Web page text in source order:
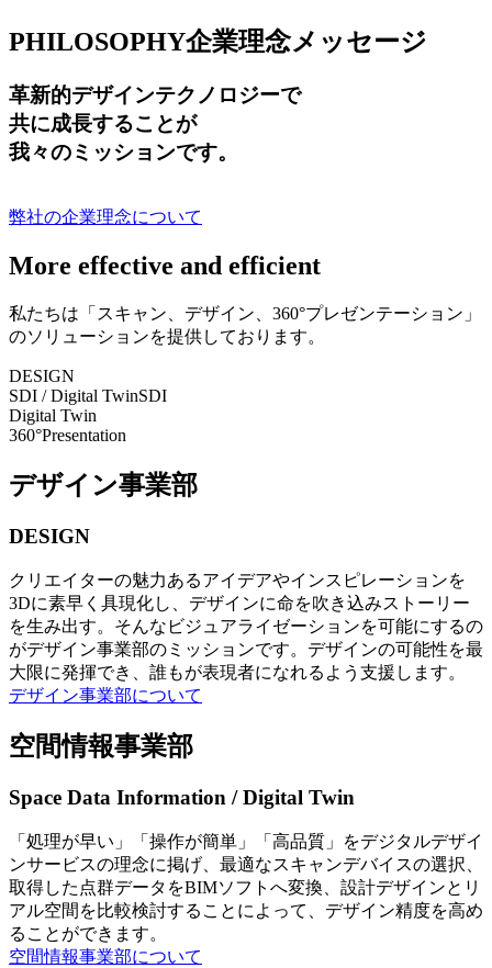
PHILOSOPHY企業理念メッセージ
革新的デザインテクノロジーで
共に成長することが
我々のミッションです。
弊社の企業理念について
More effective and efficient
私たちは「スキャン、デザイン、360°プレゼンテーション」
のソリューションを提供しております。
DESIGN
SDI / Digital TwinSDI
Digital Twin
360°Presentation
デザイン事業部
DESIGN
クリエイターの魅力あるアイデアやインスピレーションを
3Dに素早く具現化し、デザインに命を吹き込みストーリー
を生み出す。そんなビジュアライゼーションを可能にするの
がデザイン事業部のミッションです。デザインの可能性を最
大限に発揮でき、誰もが表現者になれるよう支援します。
デザイン事業部について
空間情報事業部
Space Data Information / Digital Twin
「処理が早い」「操作が簡単」「高品質」をデジタルデザイ
ンサービスの理念に掲げ、最適なスキャンデバイスの選択、
取得した点群データをBIMソフトへ変換、設計デザインとリ
アル空間を比較検討することによって、デザイン精度を高め
ることができます。
空間情報事業部について